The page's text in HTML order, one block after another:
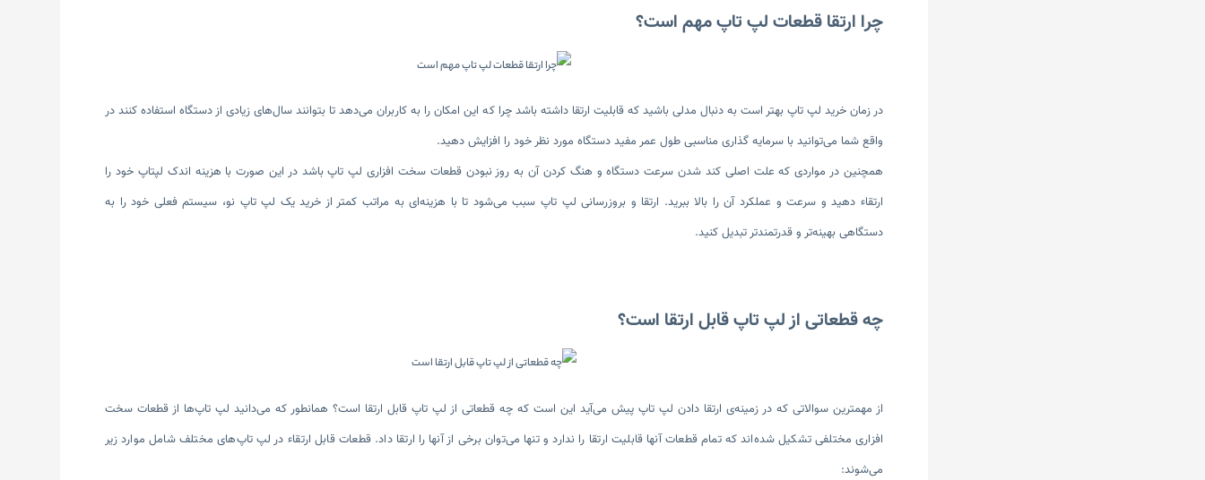
چرا ارتقا قطعات لپ تاپ مهم است؟
در زمان خرید لپ تاپ بهتر است به دنبال مدلی باشید که قابلیت ارتقا داشته باشد چرا که این امکان را به کاربران می‌دهد تا بتوانند سال‌های زیادی از دستگاه استفاده کنند در
واقع شما می‌توانید با سرمایه گذاری مناسبی طول عمر مفید دستگاه مورد نظر خود را افزایش دهید.
همچنین در مواردی که علت اصلی کند شدن سرعت دستگاه و هنگ کردن آن به روز نبودن قطعات سخت افزاری لپ تاپ باشد در این صورت با هزینه اندک لپتاپ خود را
ارتقاء دهید و سرعت و عملکرد آن را بالا ببرید. ارتقا و بروزرسانی لپ تاپ سبب می‌شود تا با هزینه‌ای به مراتب کمتر از خرید یک لپ تاپ نو، سیستم فعلی خود را به
دستگاهی بهینه‌تر و قدرتمندتر تبدیل کنید.
چه قطعاتی از لپ تاپ قابل ارتقا است؟
از مهمترین سوالاتی که در زمینه‌ی ارتقا دادن لپ تاپ پیش می‌آید این است که چه قطعاتی از لپ تاپ قابل ارتقا است؟ همانطور که می‌دانید لپ تاپ‌ها از قطعات سخت
افزاری مختلفی تشکیل شده‌اند که تمام قطعات آنها قابلیت ارتقا را ندارد و تنها می‌توان برخی از آنها را ارتقا داد. قطعات قابل ارتقاء در لپ تاپ‌های مختلف شامل موارد زیر
می‌شوند: